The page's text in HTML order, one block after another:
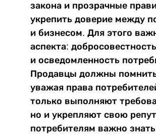
закона и прозрачные
укрепить доверие между
и бизнесом. Для этого
аспекта:
и осведомленность
Продавцы должны
уважая права
только выполняют
но и укрепляют свою
потребителям важно